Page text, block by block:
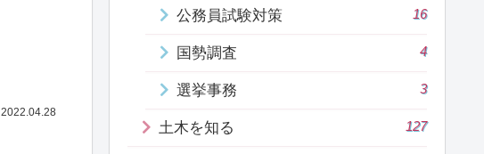
2022.04.28
公務員試験対策 16
国勢調査 4
選挙事務 3
土木を知る 127